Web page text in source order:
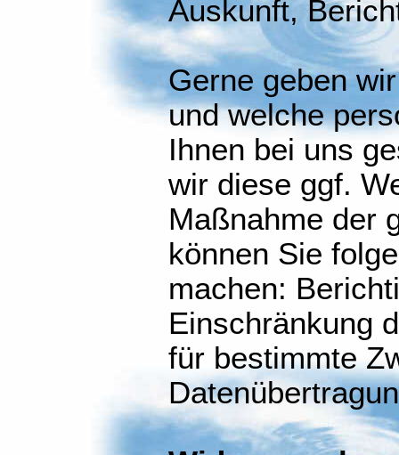
Auskunft,
Gerne geben
und welche
Ihnen bei uns
wir diese ggf.
Maßnahme der
können Sie
machen:
Einschränkung
für bestimmte